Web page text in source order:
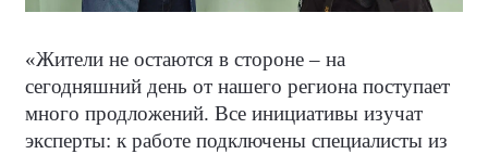
«Жители не остаются в стороне – на
сегодняшний день от нашего региона поступает
много продложений. Все инициативы изучат
эксперты: к работе подключены специалисты из